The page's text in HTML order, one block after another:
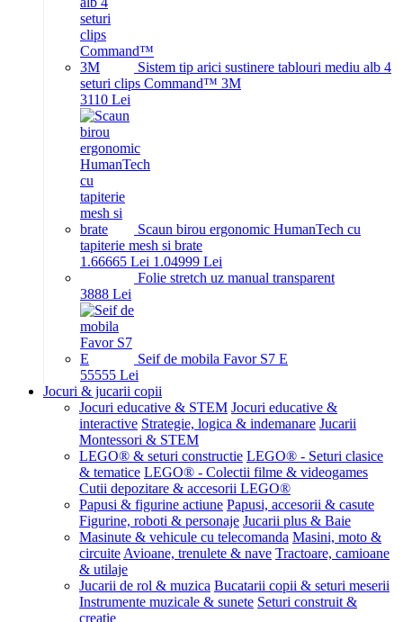
Sistem tip arici sustinere tablouri mediu alb 4
seturi clips Command™ 3M
3110 Lei
Scaun birou ergonomic HumanTech cu
tapiterie mesh si brate
1.66665 Lei 1.04999 Lei
Folie stretch uz manual transparent
3888 Lei
Seif de mobila Favor S7 E
55555 Lei
Jocuri & jucarii copii
Jocuri educative & STEM Jocuri educative &
interactive Strategie, logica & indemanare Jucarii
Montessori & STEM
LEGO® & seturi constructie LEGO® - Seturi clasice
& tematice LEGO® - Colectii filme & videogames
Cutii depozitare & accesorii LEGO®
Papusi & figurine actiune Papusi, accesorii & casute
Figurine, roboti & personaje Jucarii plus & Baie
Masinute & vehicule cu telecomanda Masini, moto &
circuite Avioane, trenulete & nave Tractoare, camioane
& utilaje
Jucarii de rol & muzica Bucatarii copii & seturi meserii
Instrumente muzicale & sunete Seturi construit &
creatie